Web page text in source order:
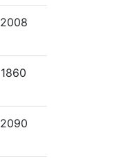
2008
1860
2090